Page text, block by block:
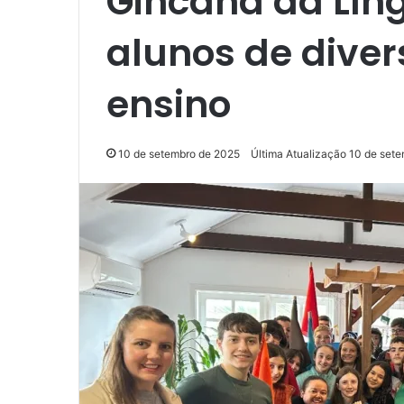
alunos de
ensino
10 de setembro de 2025 Última Atualização 10 de